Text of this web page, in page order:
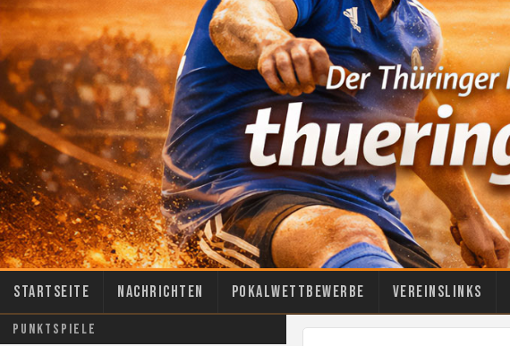
Startseite Nachrichten Pokalwettbewerbe Vereinslinks
PUNKTSPIELE